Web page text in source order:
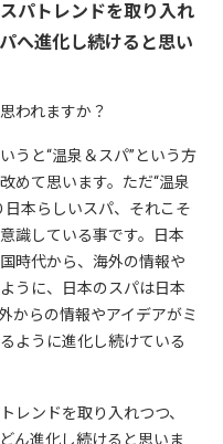
パトレンドを取り入れ
へ進化し続けると思い
われますか？
うと“温泉＆スパ”という方
めて思います。ただ“温泉
日本らしいスパ、それこそ
識している事です。日本
時代から、海外の情報や
うに、日本のスパは日本
からの情報やアイデアがミ
ように進化し続けている
レンドを取り入れつつ、
ん進化し続けると思いま